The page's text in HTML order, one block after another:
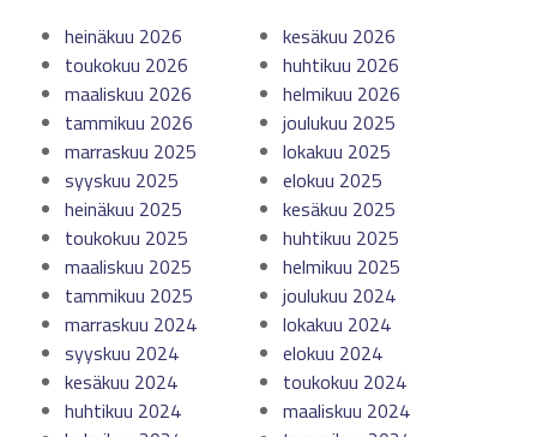
heinäkuu 2026
kesäkuu 2026
toukokuu 2026
huhtikuu 2026
maaliskuu 2026
helmikuu 2026
tammikuu 2026
joulukuu 2025
marraskuu 2025
lokakuu 2025
syyskuu 2025
elokuu 2025
heinäkuu 2025
kesäkuu 2025
toukokuu 2025
huhtikuu 2025
maaliskuu 2025
helmikuu 2025
tammikuu 2025
joulukuu 2024
marraskuu 2024
lokakuu 2024
syyskuu 2024
elokuu 2024
kesäkuu 2024
toukokuu 2024
huhtikuu 2024
maaliskuu 2024